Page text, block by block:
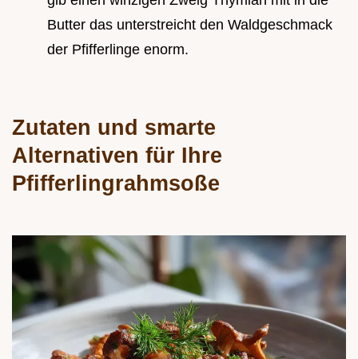
Butter das unterstreicht den Waldgeschmack
der Pfifferlinge enorm.
Zutaten und smarte
Alternativen für Ihre
Pfifferlingrahmsoße